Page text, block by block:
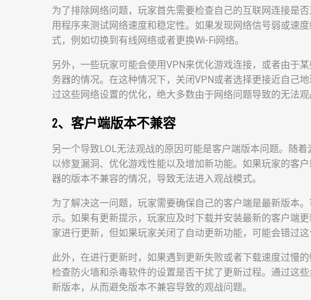
为了排除网络问题，玩家首先需要检查自己的互联网连接是
用程序来测试网络速度和稳定性。如果发现网络信号弱或速
式，例如切换到有线网络或者更换Wi-Fi网络。
另外，一些玩家可能会使用VPN来优化游戏连接，或者由于
务器的情况。在这种情况下，关闭VPN或者选择更接近自己
过这些网络设置的优化，绝大多数由于网络问题导致的无法观
2、客户端版本不兼容
另一个导致LOL无法观战的原因可能是客户端版本问题。随
以修复漏洞、优化游戏性能以及增加新功能。如果玩家的客
器的版本不兼容的情况，导致无法进入观战模式。
为了解决这一问题，玩家需要确保自己的客户端是最新版本
示。如果有更新提示，玩家应及时下载并安装最新的客户端
家进行更新，但如果玩家关闭了自动更新功能，可能会错过这
此外，在进行更新时，如果遇到更新失败或者下载速度过慢
检查防火墙和杀毒软件的设置是否干扰了更新过程。通过这
新版本，从而避免版本不兼容导致的观战问题。